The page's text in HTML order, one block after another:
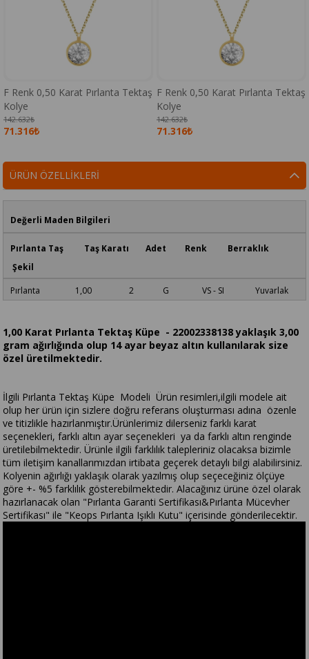
ÜRÜN ÖZELLIKLERI
Değerli Maden Bilgileri
Pırlanta Taş Taş Karatı Adet Renk Berraklık
Şekil
Pırlanta 1,00 2 G VS - SI Yuvarlak
1,00 Karat Pırlanta Tektaş Küpe - 22002338138 yaklaşık 3,00
gram ağırlığında olup 14 ayar beyaz altın kullanılarak size
özel üretilmektedir.
İlgili Pırlanta Tektaş Küpe Modeli Ürün resimleri,ilgili modele ait
olup her ürün için sizlere doğru referans oluşturması adına özenle
ve titizlikle hazırlanmıştır.Ürünlerimiz dilerseniz farklı karat
seçenekleri, farklı altın ayar seçenekleri ya da farklı altın renginde
üretilebilmektedir. Ürünle ilgili farklılık talepleriniz olacaksa bizimle
tüm iletişim kanallarımızdan irtibata geçerek detaylı bilgi alabilirsiniz.
Kolyenin ağırlığı yaklaşık olarak yazılmış olup seçeceğiniz ölçüye
göre +- %5 farklılık gösterebilmektedir. Alacağınız ürüne özel olarak
hazırlanacak olan "Pırlanta Garanti Sertifikası&Pırlanta Mücevher
Sertifikası" ile "Keops Pırlanta Işıklı Kutu" içerisinde gönderilecektir.
F Renk 0,50 Karat Pırlanta Tektaş
Kolye
71.316₺
142.632₺
F Renk 0,50 Karat Pırlanta Tektaş
Kolye
71.316₺
142.632₺